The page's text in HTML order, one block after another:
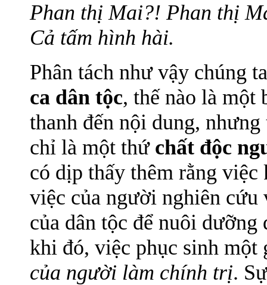
Phan thị Mai?! Phan thị
Cả tấm hình hài.
Phân tách như vậy chúng
ca dân tộc, thế nào là một
thanh đến nội dung,
chỉ là một thứ chất độc
có dịp thấy thêm rằng việc
việc của người nghiên cứu
của dân tộc để nuôi
khi đó, việc phục sinh một
của người làm chính trị.